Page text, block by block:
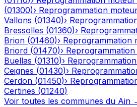
(01300)› Reprogrammation
Vallons (01340)›
Bressolles (01360)›
Brion (01460)› Reprogrammation
Briord (01470)›
Buellas (01310)›
Ceignes (01430)›
Cerdon (01450)›
Certines (01240)
Voir toutes les communes du Ain